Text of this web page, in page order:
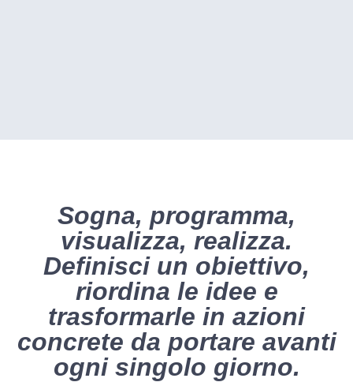
Sogna, programma,
visualizza, realizza.
Definisci un obiettivo,
riordina le idee e
trasformarle in azioni
concrete da portare avanti
ogni singolo giorno.